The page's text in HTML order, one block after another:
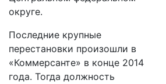
округе.
Последние крупные
перестановки произошли в
«Коммерсанте» в конце 2014
года. Тогда должность